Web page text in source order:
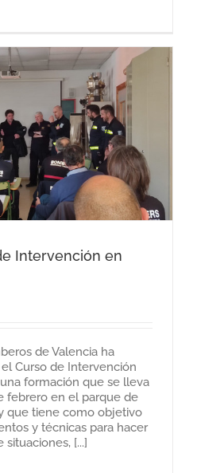
Intervención en
de Valencia ha
Curso de Intervención
formación que se lleva
febrero en el parque de
que tiene como objetivo
y técnicas para hacer
[...]